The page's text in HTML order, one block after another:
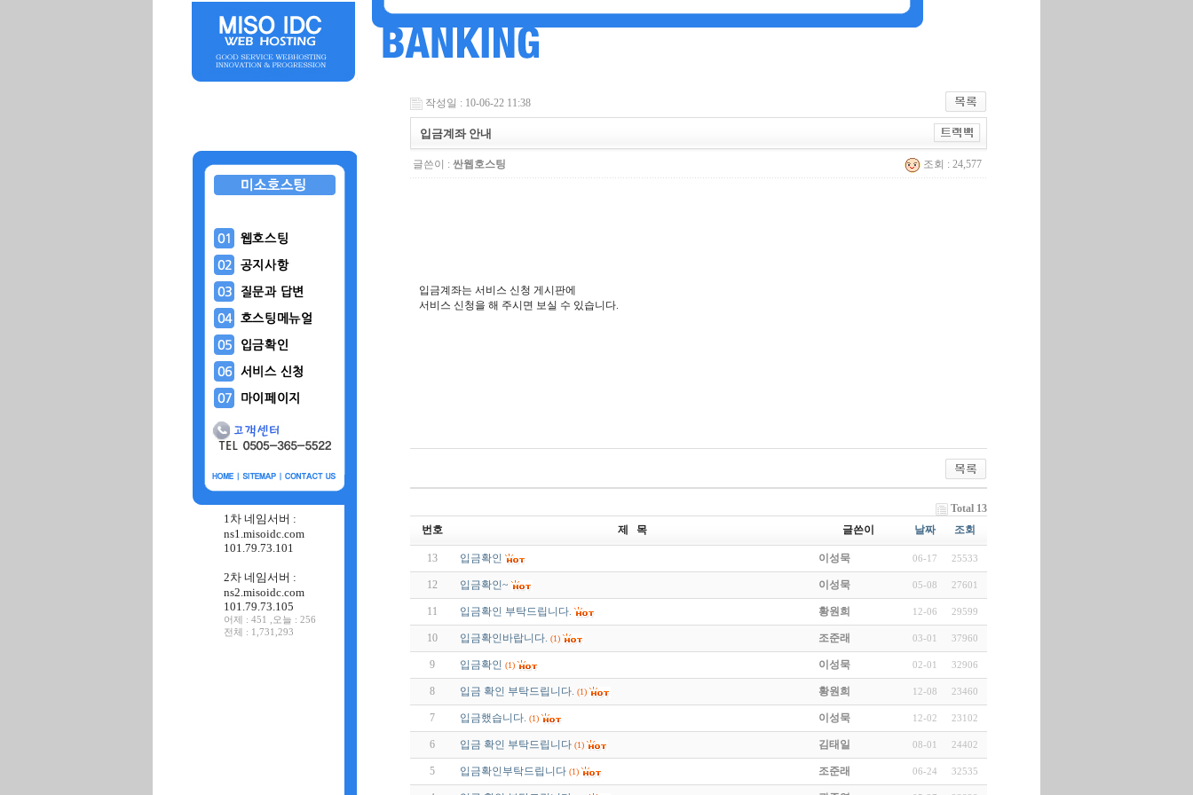
1차 네임서버 :
ns1.misoidc.com
101.79.73.101
2차 네임서버 :
ns2.misoidc.com
101.79.73.105
어제 : 451 ,오늘 : 256
전체 : 1,731,293
작성일 : 10-06-22 11:38
입금계좌 안내
글쓴이 : 싼웹호스팅 조회 : 24,577
입금계좌는 서비스 신청 게시판에
서비스 신청을 해 주시면 보실 수 있습니다.
Total 13
번호
제 목 글쓴이 날짜 조회
13 입금확인 이성묵 06-17 25533
12 입금확인~ 이성묵 05-08 27601
11 입금확인 부탁드립니다. 황원희 12-06 29599
10 입금확인바랍니다. (1) 조준래 03-01 37960
9 입금확인 (1) 이성묵 02-01 32906
8 입금 확인 부탁드립니다. (1) 황원희 12-08 23460
7 입금했습니다. (1) 이성묵 12-02 23102
6 입금 확인 부탁드립니다 (1) 김태일 08-01 24402
5 입금확인부탁드립니다 (1) 조준래 06-24 32535